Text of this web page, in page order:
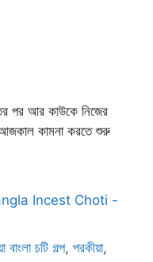
পর আর কাউকে নিজের
আজকাল কামনা করতে শুরু
Incest Choti -
বাংলা চটি গল্প,পরকীয়া,